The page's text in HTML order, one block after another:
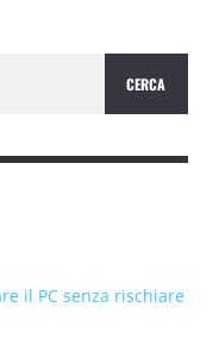
il PC senza rischiare